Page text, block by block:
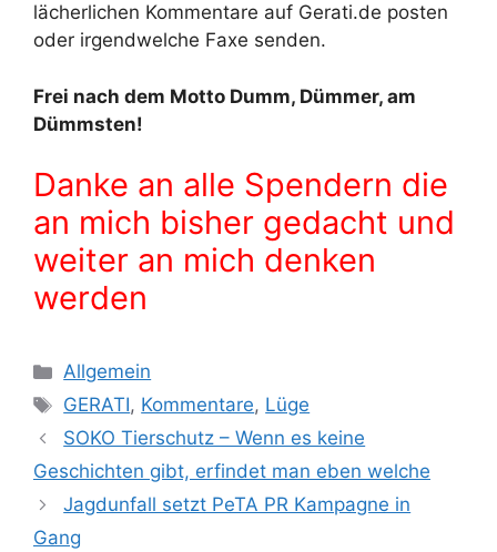
lächerlichen Kommentare auf Gerati.de posten
oder irgendwelche Faxe senden.
Frei nach dem Motto Dumm, Dümmer, am
Dümmsten!
Danke an alle Spendern die
an mich bisher gedacht und
weiter an mich denken
werden
K
a
e
g
o
r
Allgemein
S
c
l
a
g
GERATI, Kommentare, Lüge
SOKO Tierschutz – Wenn es keine
Geschichten gibt, erfindet man eben welche
Jagdunfall setzt PeTA PR Kampagne in
Gang